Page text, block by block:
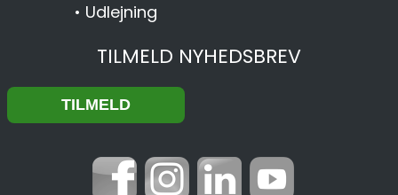
• Udlejning
TILMELD NYHEDSBREV